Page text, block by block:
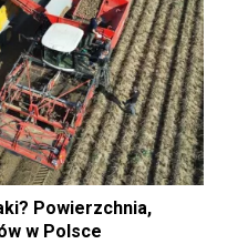
Powierzchnia,
w Polsce